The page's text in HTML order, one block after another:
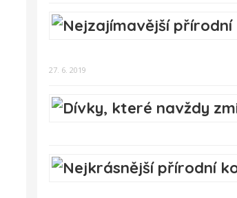
27. 6. 2019